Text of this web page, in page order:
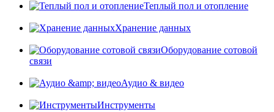
Теплый пол и отопление
Хранение данных
Оборудование сотовой
связи
Аудио & видео
Инструменты